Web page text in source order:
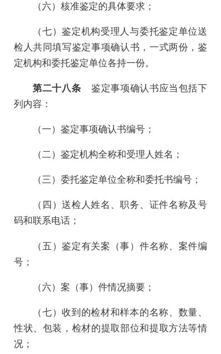
（六）核准鉴定的具体要求；
（七）鉴定机构受理人与委托鉴定单位送
检人共同填写鉴定事项确认书，一式两份，鉴
定机构和委托鉴定单位各持一份。
第二十八条 鉴定事项确认书应当包括下
列内容：
（一）鉴定事项确认书编号；
（二）鉴定机构全称和受理人姓名；
（三）委托鉴定单位全称和委托书编号；
（四）送检人姓名、职务、证件名称及号
码和联系电话；
（五）鉴定有关案（事）件名称、案件编
号；
（六）案（事）件情况摘要；
（七）收到的检材和样本的名称、数量、
性状、包装，检材的提取部位和提取方法等情
况；